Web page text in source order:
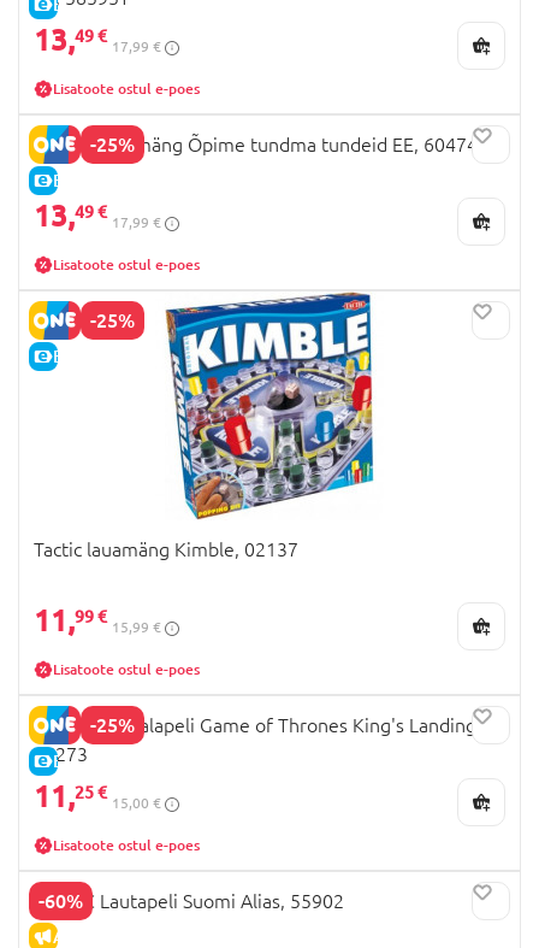
13,49 €
17,99 €
Lisatoote ostul e-poes
-25%
E-HIND
TACTIC lauamäng Õpime tundma tundeid EE, 60474T
13,49 €
17,99 €
Lisatoote ostul e-poes
-25%
E-HIND
Tactic lauamäng Kimble, 02137
11,99 €
15,99 €
Lisatoote ostul e-poes
-25%
E-HIND
TACTIC 3D Palapeli Game of Thrones King's Landing,
56273
11,25 €
15,00 €
Lisatoote ostul e-poes
-60%
ALLAHINDLUS
TACTIC Lautapeli Suomi Alias, 55902